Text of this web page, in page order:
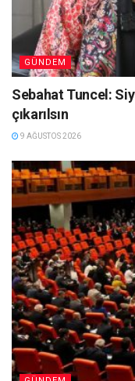
GÜNDEM
Sebahat Tuncel:
çıkarılsın
9 AĞUSTOS 2026